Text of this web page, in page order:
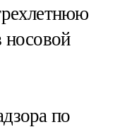
носовой
по